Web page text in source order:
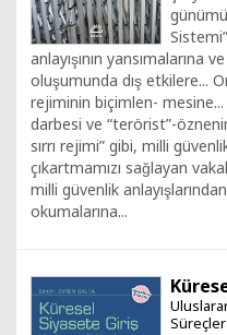
anlayışının yansımalarına
oluşumunda dış etkilere...
rejiminin biçimlen- mesine...
darbesi ve “terörist”-
sırrı rejimi” gibi, milli
çıkartmamızı sağlayan
milli güvenlik
okumalarına...
Süreçler